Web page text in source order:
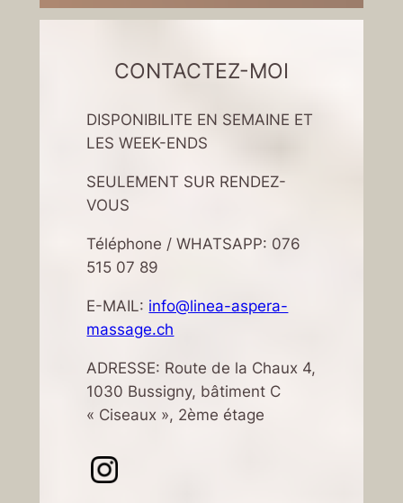
CONTACTEZ-MOI
DISPONIBILITE EN SEMAINE ET
LES WEEK-ENDS
SEULEMENT SUR RENDEZ-
VOUS
Téléphone / WHATSAPP: 076
515 07 89
E-MAIL: info@linea-aspera-
massage.ch
ADRESSE: Route de la Chaux 4,
1030 Bussigny, bâtiment C
« Ciseaux », 2ème étage